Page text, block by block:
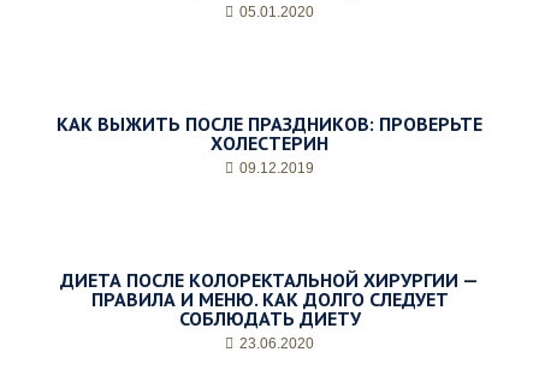
05.01.2020
КАК ВЫЖИТЬ ПОСЛЕ ПРАЗДНИКОВ: ПРОВЕРЬТЕ
ХОЛЕСТЕРИН
09.12.2019
ДИЕТА ПОСЛЕ КОЛОРЕКТАЛЬНОЙ ХИРУРГИИ —
ПРАВИЛА И МЕНЮ. КАК ДОЛГО СЛЕДУЕТ
СОБЛЮДАТЬ ДИЕТУ
23.06.2020